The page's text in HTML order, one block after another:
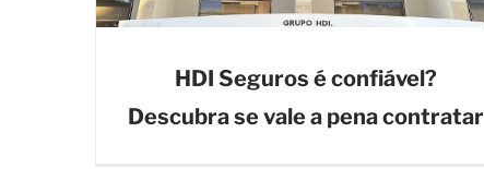
HDI Seguros é confiável?
Descubra se vale a pena contratar